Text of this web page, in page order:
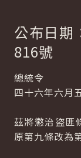
公布日期
816號
總統令
四十六年六月
茲將懲治盜匪
原第九條改為